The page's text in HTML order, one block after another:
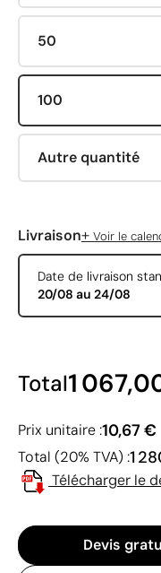
50
100
Autre quantité
Livraison+ Voir le
Date de livraison
20/08 au 24/08
Total1
Prix unitaire :10,67 €
Total (20% TVA) :1
Télécharger le
Devis